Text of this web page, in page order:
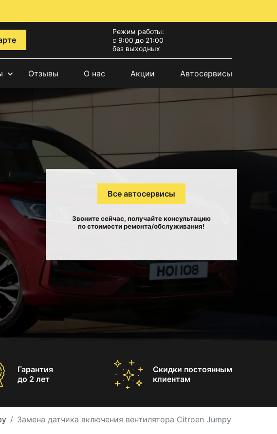
Режим работы:
с 9:00 до 21:00
без выходных
Отзывы О нас Акции Автосервисы
Все автосервисы
Звоните сейчас, получайте консультацию
по стоимости ремонта/обслуживания!
Гарантия
до 2 лет
Скидки постоянным
клиентам
Замена датчика включения вентилятора Citroen Jumpy